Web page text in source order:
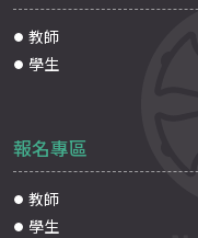
教師
學生
報名專區
教師
學生